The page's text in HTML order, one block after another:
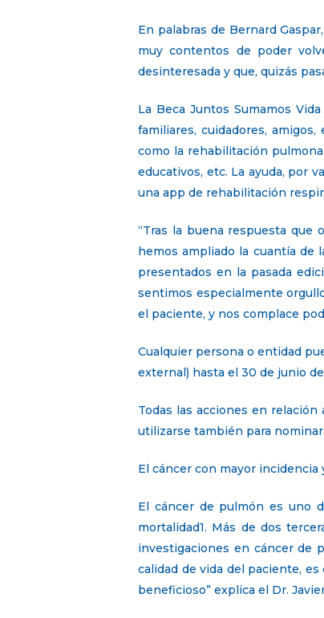
En palabras de Bernard
muy contentos de poder
desinteresada y que, quizás
La Beca Juntos Sumamos
familiares, cuidadores,
como la rehabilitación
educativos, etc. La ayuda, por
una app de rehabilitación
“Tras la buena respuesta que
hemos ampliado la cuantía de
presentados en la pasada
sentimos especialmente
el paciente, y nos complace
Cualquier persona o entidad
external) hasta el 30 de junio de
Todas las acciones en
utilizarse también para
El cáncer con mayor incidencia
El cáncer de pulmón es uno
mortalidad1. Más de dos
investigaciones en cáncer de
calidad de vida del paciente,
beneficioso” explica el Dr.